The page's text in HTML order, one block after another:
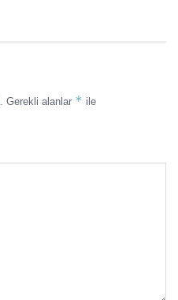
Gerekli alanlar * ile